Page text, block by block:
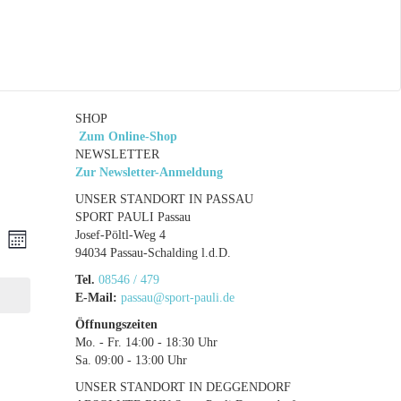
Veranstaltung
Ansichten-
Navigation
Monat
SHOP
Zum Online-Shop
NEWSLETTER
Zur Newsletter-Anmeldung
UNSER STANDORT IN PASSAU
SPORT PAULI Passau
Josef-Pöltl-Weg 4
94034 Passau-Schalding l.d.D.
Tel. 08546 / 479
E-Mail: passau@sport-pauli.de
Öffnungszeiten
Mo. - Fr. 14:00 - 18:30 Uhr
Sa. 09:00 - 13:00 Uhr
UNSER STANDORT IN DEGGENDORF